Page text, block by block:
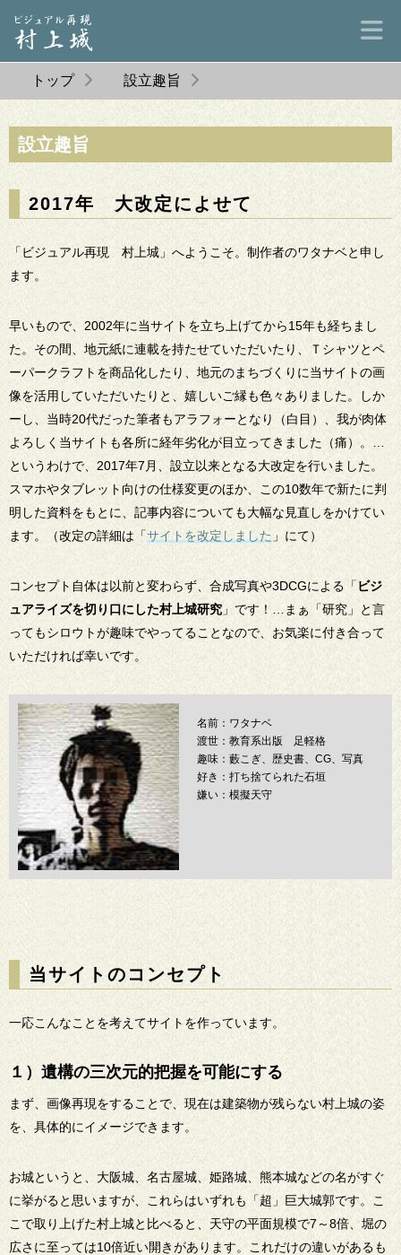
トップ 設立趣旨
設立趣旨
2017年 大改定によせて
「ビジュアル再現 村上城」へようこそ。制作者のワタナベと申し
ます。
早いもので、2002年に当サイトを立ち上げてから15年も経ちまし
た。その間、地元紙に連載を持たせていただいたり、Ｔシャツとペ
ーパークラフトを商品化したり、地元のまちづくりに当サイトの画
像を活用していただいたりと、嬉しいご縁も色々ありました。しか
ーし、当時20代だった筆者もアラフォーとなり（白目）、我が肉体
よろしく当サイトも各所に経年劣化が目立ってきました（痛）。…
というわけで、2017年7月、設立以来となる大改定を行いました。
スマホやタブレット向けの仕様変更のほか、この10数年で新たに判
明した資料をもとに、記事内容についても大幅な見直しをかけてい
ます。（改定の詳細は「サイトを改定しました 」にて）
コンセプト自体は以前と変わらず、合成写真や3DCGによる「 ビジ
ュアライズを切り口にした村上城研究 」です！…まぁ「研究」と言
ってもシロウトが趣味でやってることなので、お気楽に付き合って
いただければ幸いです。
名前：ワタナベ
渡世：教育系出版 足軽格
趣味：藪こぎ、歴史書、CG、写真
好き：打ち捨てられた石垣
嫌い：模擬天守
当サイトのコンセプト
一応こんなことを考えてサイトを作っています。
１）遺構の三次元的把握を可能にする
まず、画像再現をすることで、現在は建築物が残らない村上城の姿
を、具体的にイメージできます。
お城というと、大阪城、名古屋城、姫路城、熊本城などの名がすぐ
に挙がると思いますが、これらはいずれも「超」巨大城郭です。こ
こで取り上げた村上城と比べると、天守の平面規模で7～8倍、堀の
広さに至っては10倍近い開きがあります。これだけの違いがあるも